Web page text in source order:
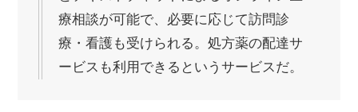
療相談が可能で、必要に応じて訪問診
療・看護も受けられる。処方薬の配達サ
ービスも利用できるというサービスだ。